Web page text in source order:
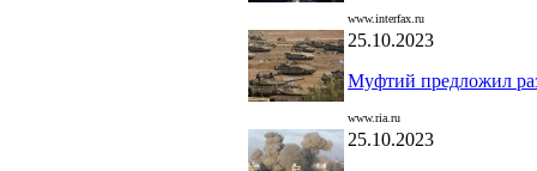
www.interfax.ru
25.10.2023
Муфтий предложил
www.ria.ru
25.10.2023